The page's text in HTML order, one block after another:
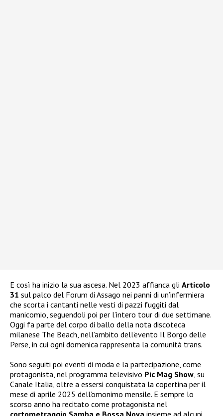
E così ha inizio la sua ascesa. Nel 2023 affianca gli Articolo
31 sul palco del Forum di Assago nei panni di un’infermiera
che scorta i cantanti nelle vesti di pazzi fuggiti dal
manicomio, seguendoli poi per l’intero tour di due settimane.
Oggi fa parte del corpo di ballo della nota discoteca
milanese The Beach, nell’ambito dell’evento Il Borgo delle
Perse, in cui ogni domenica rappresenta la comunità trans.
Sono seguiti poi eventi di moda e la partecipazione, come
protagonista, nel programma televisivo Pic Mag Show, su
Canale Italia, oltre a essersi conquistata la copertina per il
mese di aprile 2025 dell’omonimo mensile. E sempre lo
scorso anno ha recitato come protagonista nel